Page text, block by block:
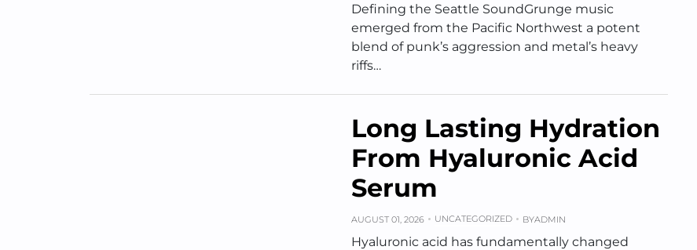
Defining the Seattle SoundGrunge music
emerged from the Pacific Northwest a potent
blend of punk’s aggression and metal’s heavy
riffs…
Long Lasting Hydration
From Hyaluronic Acid
Serum
AUGUST 01, 2026 UNCATEGORIZED BYADMIN
Hyaluronic acid has fundamentally changed